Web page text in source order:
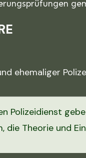
ehemaliger
Polizeidienst
die Theorie und